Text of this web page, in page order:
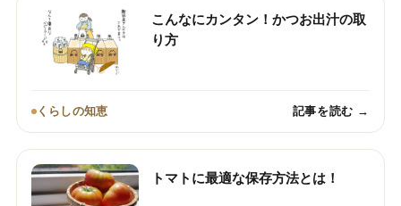
こんなにカンタン！かつお出汁の取
り方
くらしの知恵 記事を読む →
トマトに最適な保存方法とは！